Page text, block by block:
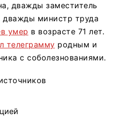
дважды заместитель
министр труда
умер в возрасте 71 лет.
телеграмму родным и
с соболезнованиями.